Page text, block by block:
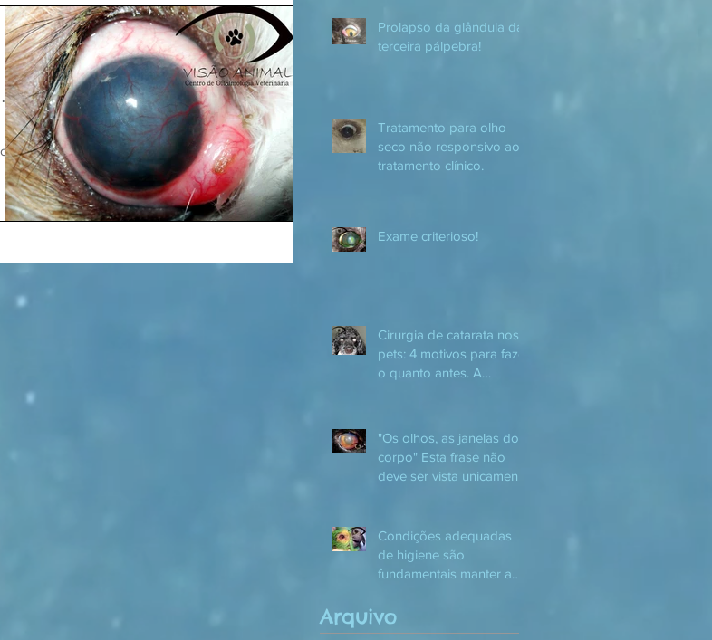
Prolapso da glândula da
terceira pálpebra!
Tratamento para olho
seco não responsivo ao
tratamento clínico.
Exame criterioso!
Cirurgia de catarata nos
pets: 4 motivos para fazer
o quanto antes. A
"Os olhos, as janelas do
corpo" Esta frase não
deve ser vista unicamente
Condições adequadas
de higiene são
fundamentais manter a
pacientes alados. Neste
ca
Arquivo